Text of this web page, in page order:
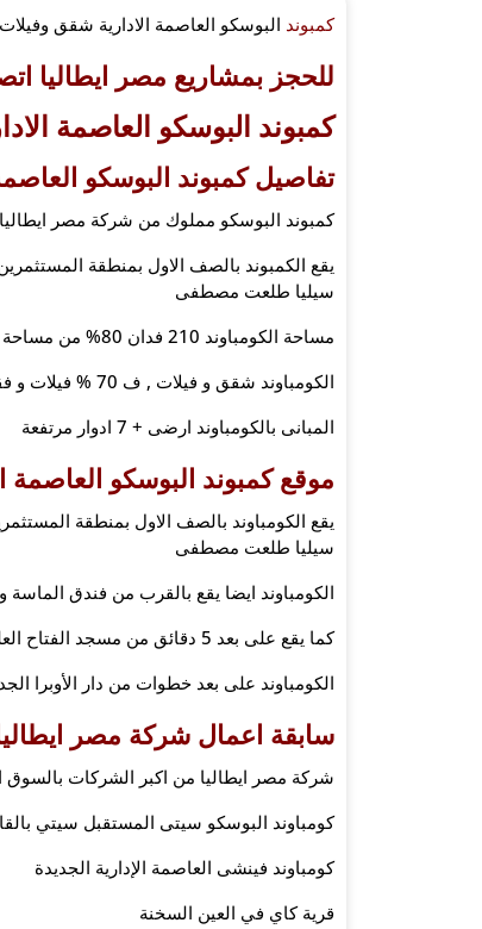
كمبوند البوسكو العاصمة الادارية شقق
للحجز بمشاريع مصر ايطاليا اتصل على ( 19839
كمبوند البوسكو العاصمة
تفاصيل كمبوند البوسكو
كمبوند البوسكو مملوك من شركة مصر ايطاليا
يقع الكمبوند بالصف الاول بمنطقة
سيليا طلعت مصطفى
مساحة الكومباوند 210 فدان 80% من مساحة الكومباوند مساحات خضراء و مسطحات مائية
الكومباوند شقق و فيلات , ف 70 % فيلات و فقط 30% شقق
المبانى بالكومباوند ارضى + 7 ادوار مرتفعة
موقع كمبوند البوسكو العاصمة
يقع الكومباوند بالصف الاول بمنطقة
سيليا طلعت مصطفى
الكومباوند ايضا يقع بالقرب من فندق الماسة و
كما يقع على بعد 5 دقائق من مسجد الفتاح العليم و الحي الدبلوماسي
الكومباوند على بعد خطوات من دار الأوبرا
سابقة اعمال شركة مصر
شركة مصر ايطاليا من اكبر الشركات بالسوق
كومباوند البوسكو سيتى المستقبل سيتي
كومباوند فينشى العاصمة الإدارية الجديدة
قرية كاي في العين السخنة